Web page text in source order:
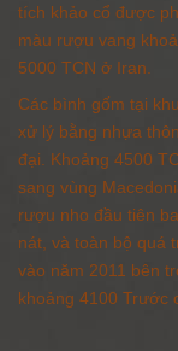
tích khảo cổ được
màu rượu vang
5000 TCN ở Iran
Các bình gốm tại
xử lý bằng nhựa
đại.
Khoảng 4500
sang vùng
rượu nho đầu tiên
nát, và toàn bộ quá
vào năm 2011 bên
khoảng 4100 Trước